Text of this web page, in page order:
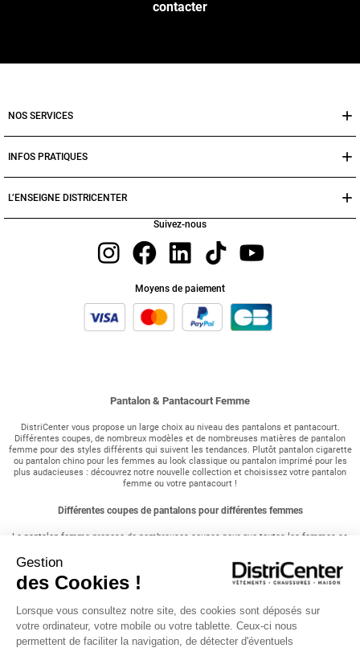
Gestion
des Cookies !
Lorsque vous consultez notre site, des cookies sont déposés sur
votre ordinateur, votre mobile ou votre tablette. Ceux-ci nous
permettent de faciliter la navigation, de détecter d'éventuels
Pantalon & Pantacourt Femme
DistriCenter vous propose un large choix au niveau des pantalons et pantacourt.
Différentes coupes, de nombreux modèles et de nombreuses matières de pantalon
femme pour des styles différents qui suivent les tendances. Plutôt pantalon cigarette
ou pantalon chino pour les femmes au look classique ou pantalon imprimé pour les
plus audacieuses : découvrez notre nouvelle collection et choisissez votre pantalon
femme ou votre pantacourt !
Différentes coupes de pantalons pour différentes femmes
Le pantalon femme propose de nombreuses coupes pour que toutes les femmes se
coupe près du corps, très ajustée au niveau des hanches et des cuisses pour un effet
allongeant. Cette coupe est aussi très présente dans les jeans et est très facile à
associer. Certaines préfèreront le skinny, encore plus resserré au niveau des chevilles
longues jambes. Le pantacourt peut se révéler très pratique à porter lors de la
période estival avec une tunique femme ou tout simplement avec un petit haut. Au
contraire, pour un look bohème, pensez au pantalon ample ou pantalon fluide associé
à un haut à motifs ethniques. Nous vous proposons également des pantalons plus
contacter
NOS SERVICES
INFOS PRATIQUES
L’ENSEIGNE DISTRICENTER
Suivez-nous
Moyens de paiement